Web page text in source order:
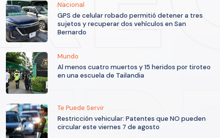
Nacional
GPS de celular robado permitió detener a tres
sujetos y recuperar dos vehículos en San
Bernardo
Mundo
Al menos cuatro muertos y 15 heridos por tiroteo
en una escuela de Tailandia
Te Puede Servir
Restricción vehicular: Patentes que NO pueden
circular este viernes 7 de agosto